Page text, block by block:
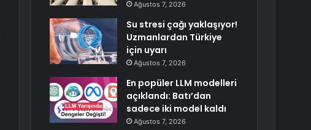
Ağustos 7, 2026
Su stresi çağı yaklaşıyor!
Uzmanlardan Türkiye
için uyarı
Ağustos 7, 2026
En popüler LLM modelleri
açıklandı: Batı’dan
sadece iki model kaldı
Ağustos 7, 2026